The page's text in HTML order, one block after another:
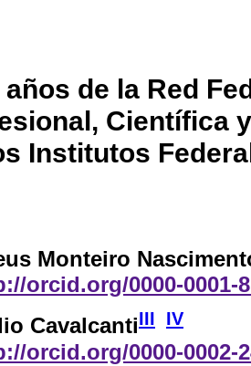
años de la Red
Científica
Institutos
Monteiro
orcid.org/0000-0001-
CavalcantiIII IV
orcid.org/0000-0002-